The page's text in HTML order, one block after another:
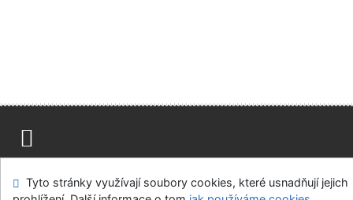
Modul OpenSearch
Napište nám Nastavení cookies
Tyto stránky využívají soubory cookies, které usnadňují jejich